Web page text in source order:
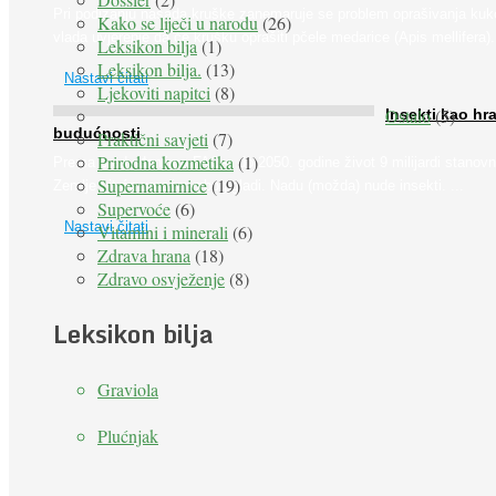
Pri podizanju nasada kruške zanemaruje se problem oprašivanja
vlada uvjerenje da će krušku oprašiti pčele medarice (Apis mellifera).
Nastavi čitati
Insekti kao
budućnosti
Prema predviđanjima FAO-a do 2050. godine život 9 milijardi
Zemlje bit će ugrožen zbog gladi. Nadu (možda) nude insekti. ...
Nastavi čitati
Kako se liječi u narodu (26)
Leksikon bilja (1)
Leksikon bilja. (13)
Ljekoviti napitci (8)
Ostalo(5)
Praktični savjeti (7)
Prirodna kozmetika (1)
Supernamirnice(19)
Supervoće(6)
Vitamini i minerali (6)
Zdrava hrana (18)
Zdravo osvježenje(8)
Leksikon bilja
Graviola
Plućnjak